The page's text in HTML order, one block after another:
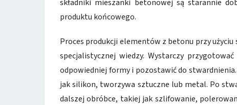
składniki mieszanki betonowej są starannie
produktu końcowego.
Proces produkcji elementów z betonu przy
specjalistycznej wiedzy. Wystarczy
odpowiedniej formy i pozostawić do
jak silikon, tworzywa sztuczne lub metal. Po
dalszej obróbce, takiej jak szlifowanie,